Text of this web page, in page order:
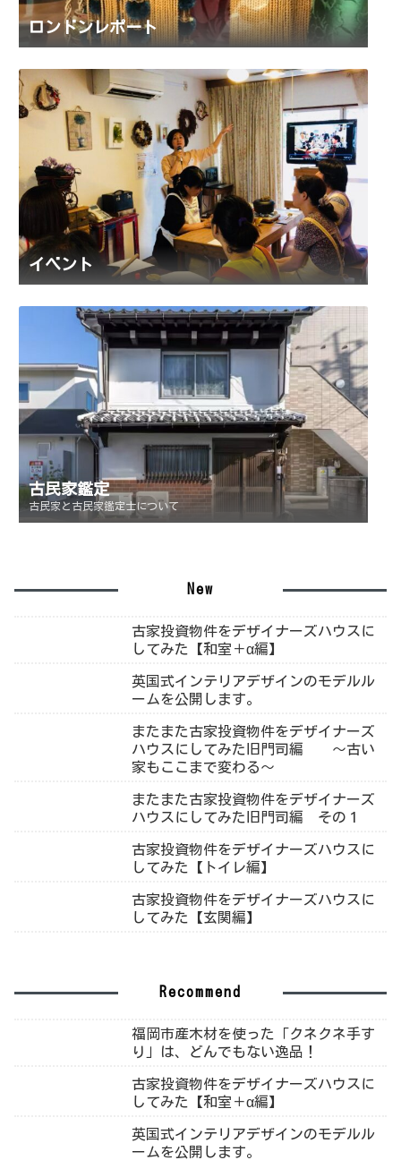
ロンドンレポート
イベント
古民家鑑定
古民家と古民家鑑定士について
New
古家投資物件をデザイナーズハウスに
してみた【和室＋α編】
英国式インテリアデザインのモデルル
ームを公開します。
またまた古家投資物件をデザイナーズ
ハウスにしてみた旧門司編 ～古い
家もここまで変わる～
またまた古家投資物件をデザイナーズ
ハウスにしてみた旧門司編 その１
古家投資物件をデザイナーズハウスに
してみた【トイレ編】
古家投資物件をデザイナーズハウスに
してみた【玄関編】
Recommend
福岡市産木材を使った「クネクネ手す
り」は、どんでもない逸品！
古家投資物件をデザイナーズハウスに
してみた【和室＋α編】
英国式インテリアデザインのモデルル
ームを公開します。